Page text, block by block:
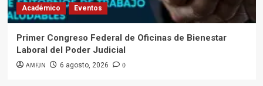
Académico Eventos
Primer Congreso Federal de Oficinas de Bienestar
Laboral del Poder Judicial
AMFJN 6 agosto, 2026 0